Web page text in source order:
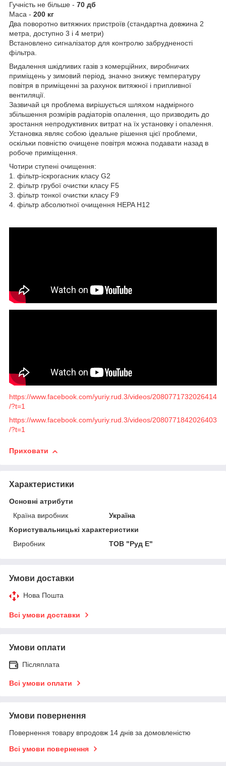
Гучність не більше - 70 дб
Маса - 200 кг
Два поворотно витяжних пристроїв (стандартна довжина 2
метра, доступно 3 і 4 метри)
Встановлено сигналізатор для контролю забрудненості
фільтра.
Видалення шкідливих газів з комерційних, виробничих
приміщень у зимовий період, значно знижує температуру
повітря в приміщенні за рахунок витяжної і припливної
вентиляції.
Зазвичай ця проблема вирішується шляхом надмірного
збільшення розмірів радіаторів опалення, що призводить до
зростання непродуктивних витрат на їх установку і опалення.
Установка являє собою ідеальне рішення цієї проблеми,
оскільки повністю очищене повітря можна подавати назад в
робоче приміщення.
Чотири ступені очищення:
1. фільтр-іскрогасник класу G2
2. фільтр грубої очистки класу F5
3. фільтр тонкої очистки класу F9
4. фільтр абсолютної очищення HEPA H12
https://www.facebook.com/yuriy.rud.3/videos/2080771732026414
/?t=1
https://www.facebook.com/yuriy.rud.3/videos/2080771842026403
/?t=1
Приховати
Характеристики
Основні атрибути
Країна виробник
Україна
Користувальницькі характеристики
Виробник
ТОВ "Руд Е"
Умови доставки
Нова Пошта
Всі умови доставки
Умови оплати
Післяплата
Всі умови оплати
Умови повернення
Повернення товару впродовж 14 днів за домовленістю
Всі умови повернення